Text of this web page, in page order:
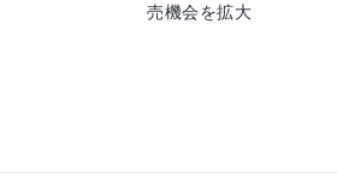
売機会を拡大